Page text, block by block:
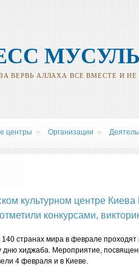
ВЕРВЬ АЛЛАХА ВСЕ ВМЕСТЕ И НЕ
центры Oрганизации
культурном центре
конкурсами,
140 странах мира в феврале проходят
дню хиджаба. Мероприятие,
4 февраля и в Киеве.